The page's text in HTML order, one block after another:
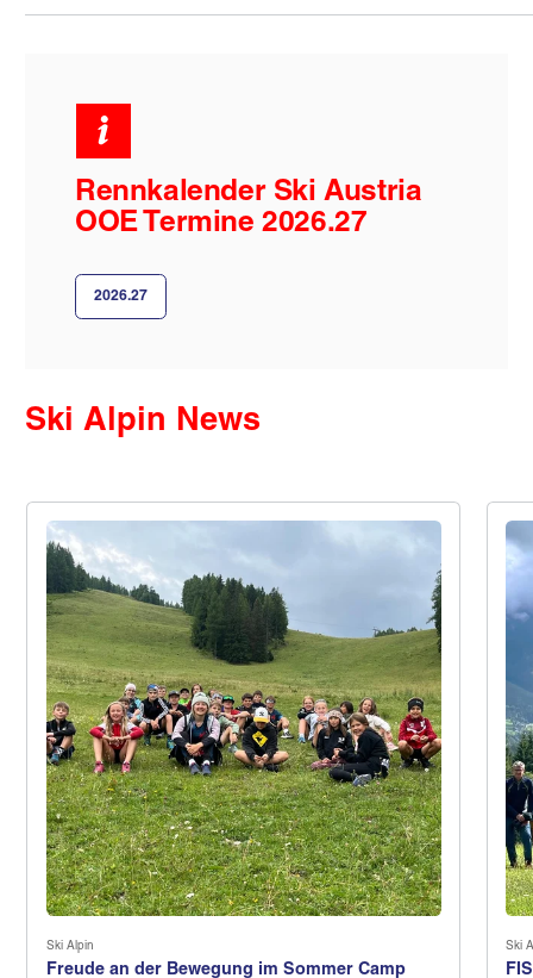
Rennkalender Ski Austria
OOE Termine 2026.27
2026.27
Ski Alpin News
Ski Alpin
Freude an der Bewegung im Sommer Camp
Ski